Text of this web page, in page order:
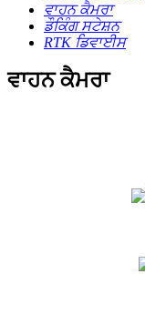
ਵਾਹਨ ਕੈਮਰਾ
ਡੌਕਿੰਗ ਸਟੇਸ਼ਨ
RTK ਡਿਵਾਈਸ
ਵਾਹਨ ਕੈਮਰਾ